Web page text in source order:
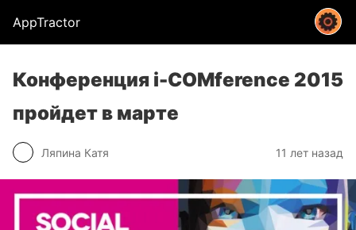
AppTractor
Конференция i-COMference 2015
пройдет в марте
Ляпина Катя 11 лет назад